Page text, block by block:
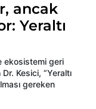
ancak
Yeraltı
ekosistemi geri
Kesici, “Yeraltı
gereken